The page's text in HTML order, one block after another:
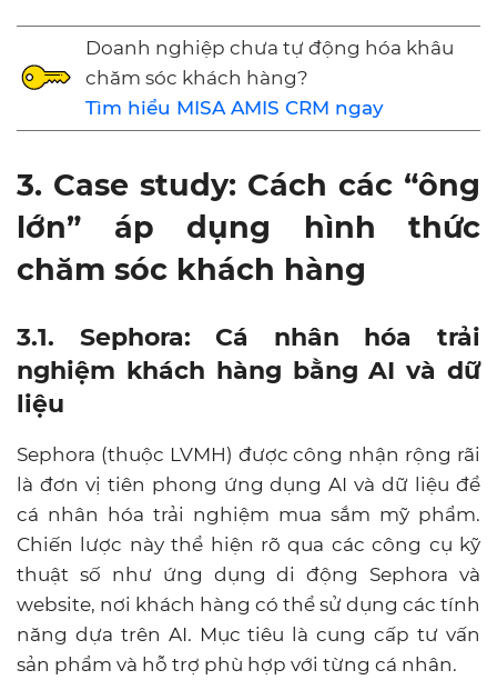
Doanh nghiệp chưa tự động hóa khâu
chăm sóc khách hàng?
Tìm hiểu MISA AMIS CRM ngay
3. Case study: Cách các “ông
lớn” áp dụng hình thức
chăm sóc khách hàng
3.1. Sephora: Cá nhân hóa trải
nghiệm khách hàng bằng AI và dữ
liệu
Sephora (thuộc LVMH) được công nhận rộng rãi
là đơn vị tiên phong ứng dụng AI và dữ liệu để
cá nhân hóa trải nghiệm mua sắm mỹ phẩm.
Chiến lược này thể hiện rõ qua các công cụ kỹ
thuật số như ứng dụng di động Sephora và
website, nơi khách hàng có thể sử dụng các tính
năng dựa trên AI. Mục tiêu là cung cấp tư vấn
sản phẩm và hỗ trợ phù hợp với từng cá nhân.